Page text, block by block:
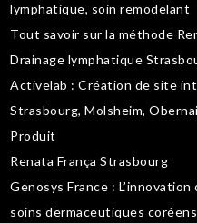
lymphatique, soin remodelant
Tout savoir sur la méthode
Drainage lymphatique
Activelab : Création de site
Strasbourg, Molsheim,
Produit
Renata França Strasbourg
Genosys France :
soins dermaceutiques coréens